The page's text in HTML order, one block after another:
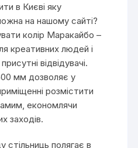
в Києві яку
на нашому сайті?
колір Маракайбо –
креативних людей і
відвідувачі.
мм дозволяє у
розмістити
економлячи
заходів.
стільниць полягає в